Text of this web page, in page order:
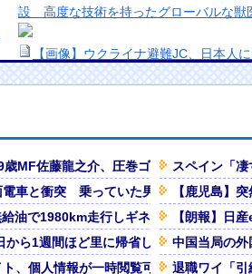
設 高度な技術を持ったグローバルな
【画像】ウクライナ避難JC、日本人
美少女図鑑AWARD2026グランプリ
い！！
熊本地震、「九州自動車道は混んで
ナなどに批判殺到 全国紙記者「最新の
の責務」「情報を取り上げることには大
【画像】顔100点、体30点の女ｗｗｗ
「洋画に日本版主題歌は必要か?」論
MF佐藤龍之介、圧巻ゴール！名門バレ
電車と衝突 乗っていた男女3人は車を放
給油で1980km走行しギネス記録を達成
から1週間ほど里に帰省してくるやよ～。
、個人情報が一時閲覧可能に 北海道新
スペイン「
【鹿児島】
【朗報】日
中国当局の
退職ワイ「引